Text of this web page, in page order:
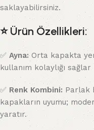
saklayabilirsiniz.
⭐Ürün Özellikleri:
✅Ayna:Orta kapakta
kullanım kolaylığı
✅ Renk Kombini: Parlak
kapakların uyumu;
yaratır.